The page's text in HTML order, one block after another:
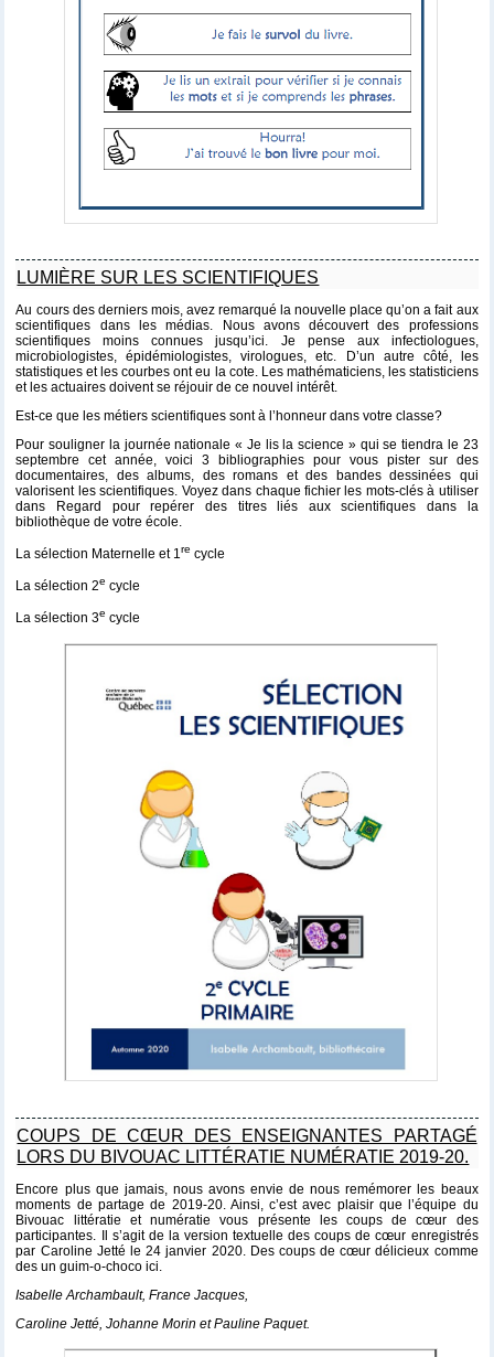
LUMIÈRE SUR LES SCIENTIFIQUES
Au cours des derniers mois, avez remarqué la nouvelle place qu’on a fait aux
scientifiques dans les médias. Nous avons découvert des professions
scientifiques moins connues jusqu’ici. Je pense aux infectiologues,
microbiologistes, épidémiologistes, virologues, etc. D’un autre côté, les
statistiques et les courbes ont eu la cote. Les mathématiciens, les statisticiens
et les actuaires doivent se réjouir de ce nouvel intérêt.
Est-ce que les métiers scientifiques sont à l’honneur dans votre classe?
Pour souligner la journée nationale « Je lis la science » qui se tiendra le 23
septembre cet année, voici 3 bibliographies pour vous pister sur des
documentaires, des albums, des romans et des bandes dessinées qui
valorisent les scientifiques. Voyez dans chaque fichier les mots-clés à utiliser
dans
Regard
pour repérer des titres liés aux scientifiques dans la
bibliothèque de votre école.
La sélection Maternelle et 1re cycle
La sélection 2e cycle
La sélection 3e cycle
COUPS DE CŒUR DES ENSEIGNANTES PARTAGÉ
LORS DU BIVOUAC LITTÉRATIE NUMÉRATIE 2019-20.
Encore plus que jamais, nous avons envie de nous remémorer les beaux
moments de partage de 2019-20. Ainsi, c’est avec plaisir que l’équipe du
Bivouac littératie et numératie vous présente les coups de cœur des
participantes. Il s’agit de la version textuelle des coups de cœur enregistrés
par Caroline Jetté le 24 janvier 2020. Des coups de cœur délicieux comme
des un guim-o-chocoici
Isabelle Archambault, France Jacques,
Caroline Jetté, Johanne Morin et Pauline Paquet.